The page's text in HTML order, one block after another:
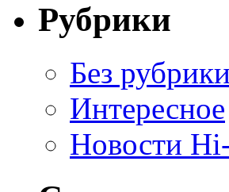
Рубрики
Без рубрики
Интересное
Новости